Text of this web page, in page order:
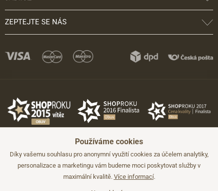
ZEPTEJTE SE NÁS
©2026 JADI.cz. Užití materiálů bez souhlasu není možné.
Používáme cookies
Díky vašemu souhlasu pro anonymní využití cookies za účelem analytiky,
personalizace a marketingu vám budeme moci poskytovat služby v
maximální kvalitě. Více informací.